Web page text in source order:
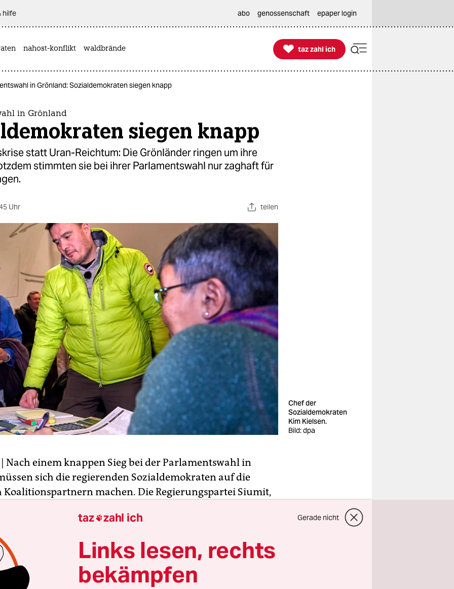
hilfe abo genossenschaft epaper login
nahost-konflikt waldbrände 
taz zahl ich
taz zahl ich
in Grönland: Sozialdemokraten siegen knapp
in Grönland
siegen knapp
statt Uran-Reichtum: Die Grönländer ringen um ihre
stimmten sie bei ihrer Parlamentswahl nur zaghaft für
Uhr teilen
Chef der
Sozialdemokraten
Kim Kielsen.
Bild: dpa
| Nach einem knappen Sieg bei der Parlamentswahl in
sich die regierenden Sozialdemokraten auf die
Koalitionspartnern machen. Die Regierungspartei Siumit,
am Samstag mit 34,3 Prozent der Stimmen vor der
Partei IA mit 33,2 Prozent. Im grönländischen
beide Parteien jeweils 11 der 31 Mandate. „Das
zeigt, dass die Gesellschaft gespalten ist“, sagte der
Aqqaluaq Egede dem grönländischen Rundfunk.
taz zahl ich Gerade nicht
Links lesen, rechts
bekämpfen